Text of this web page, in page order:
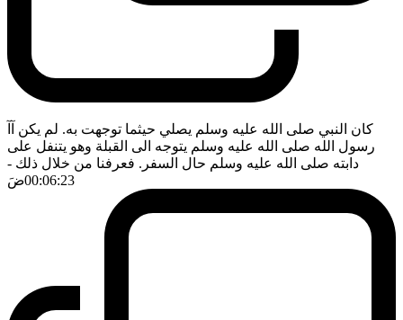
كان النبي صلى الله عليه وسلم يصلي حيثما توجهت به. لم يكن آآ
رسول الله صلى الله عليه وسلم يتوجه الى القبلة وهو يتنفل على
دابته صلى الله عليه وسلم حال السفر. فعرفنا من خلال ذلك -
00:06:23ضَ